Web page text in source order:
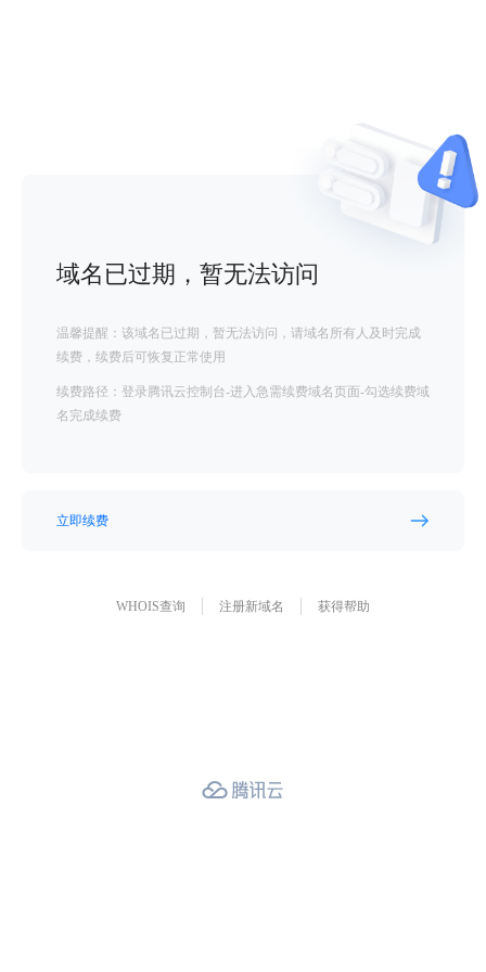
域名已过期，暂无法访问
温馨提醒：该域名已过期，暂无法访问，请域名所有人及时完成
续费，续费后可恢复正常使用
续费路径：登录腾讯云控制台-进入急需续费域名页面-勾选续费域
名完成续费
立即续费
WHOIS查询 注册新域名 获得帮助